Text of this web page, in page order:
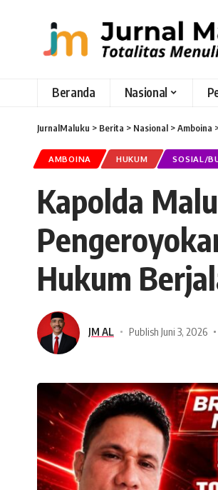
Beranda Nasional
JurnalMaluku > Berita > Nasional >Amboina
AMBOINA HUKUM SOSIAL/
Kapolda
Hukum
JM AL Publish Juni 3, 2026